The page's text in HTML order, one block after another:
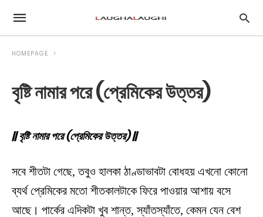
HOMEPAGE
বৃষ্টি নামার পরে (প্রেমিকের উত্তর)
|| বৃষ্টি নামার পরে (প্রেমিকের উত্তর) ||
সবে শীতটা গেছে, তবুও হালকা ঠাণ্ডাভাবটা বোধহয় এখনো কোনো
ব্যর্থ প্রেমিকের মতো শীতকালটাকে ফিরে পাওয়ার আশায় বসে
আছে। পার্কের এদিকটা খুব শান্ত, স্যাঁতস্যাঁতে, কেমন যেন বেশ